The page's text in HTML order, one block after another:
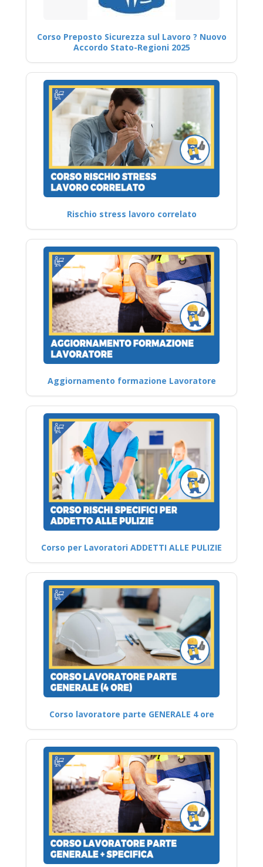
Corso Preposto Sicurezza sul Lavoro ? Nuovo
Accordo Stato-Regioni 2025
Rischio stress lavoro correlato
Aggiornamento formazione Lavoratore
Corso per Lavoratori ADDETTI ALLE PULIZIE
Corso lavoratore parte GENERALE 4 ore